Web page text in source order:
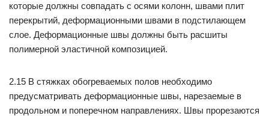
которые должны совпадать с осями колонн, швами плит
перекрытий, деформационными швами в подстилающем
слое. Деформационные швы должны быть расшиты
полимерной эластичной композицией.
2.15 В стяжках обогреваемых полов необходимо
предусматривать деформационные швы, нарезаемые в
продольном и поперечном направлениях. Швы прорезаются